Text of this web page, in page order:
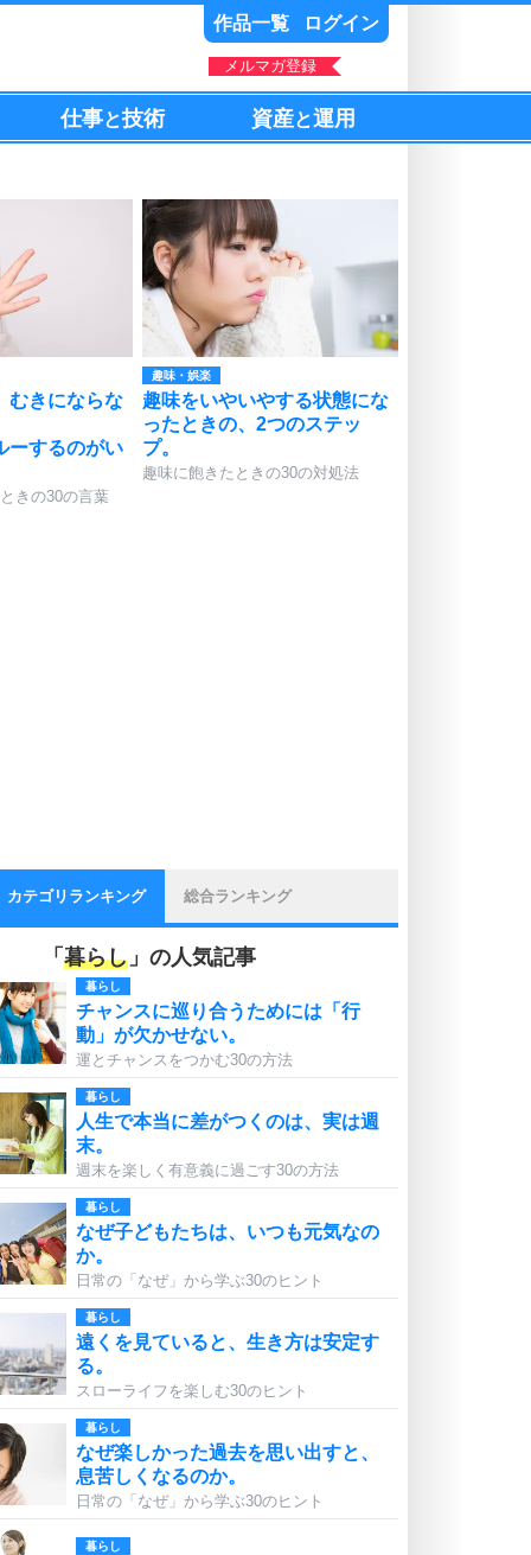
作品一覧 ログイン
メルマガ登録
仕事と技術 資産と運用
むきにならな
ーするのがい
きの30の言葉
趣味・娯楽
趣味をいやいやする状態にな
ったときの、2つのステッ
プ。
趣味に飽きたときの30の対処法
カテゴリランキング 総合ランキング
「 暮らし 」の人気記事
暮らし
チャンスに巡り合うためには「行
動」が欠かせない。
運とチャンスをつかむ30の方法
暮らし
人生で本当に差がつくのは、実は週
末。
週末を楽しく有意義に過ごす30の方法
暮らし
なぜ子どもたちは、いつも元気なの
か。
日常の「なぜ」から学ぶ30のヒント
暮らし
遠くを見ていると、生き方は安定す
る。
スローライフを楽しむ30のヒント
暮らし
なぜ楽しかった過去を思い出すと、
息苦しくなるのか。
日常の「なぜ」から学ぶ30のヒント
暮らし